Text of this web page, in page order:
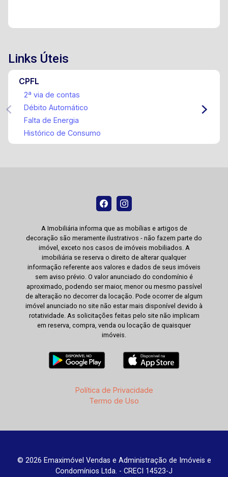
Links Úteis
CPFL
2ª via de contas
Débito Automático
Falta de Energia
Histórico de Consumo
A Imobiliária informa que as mobílias e artigos de
decoração são meramente ilustrativos - não fazem parte do
imóvel, exceto nos casos de imóveis mobiliados. A
imobiliária se reserva o direito de alterar qualquer
informação referente aos valores e dados de seus imóveis
sem aviso prévio. O valor anunciado do condomínio é
aproximado, podendo ser maior, menor ou mesmo passível
de alteração no decorrer da locação. Pode ocorrer de algum
imóvel anunciado no site não estar mais disponível devido à
rotatividade. As solicitações feitas pelo site não implicam
em reserva, compra, venda ou locação de quaisquer
imóveis.
Política de Privacidade
Termo de Uso
© 2026 Emaximóvel Vendas e Administração de Imóveis e
Condomínios Ltda. - CRECI 14523-J